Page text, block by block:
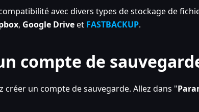
avec divers types de stockage de
, Google Driveet FASTBACKUP.
compte de
créer un compte de sauvegarde. Allez dans "